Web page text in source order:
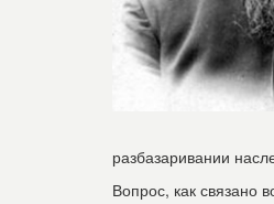
разбазаривании
Вопрос, как связано